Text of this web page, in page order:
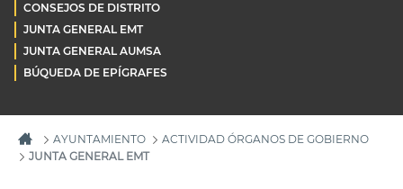
CONSEJOS DE DISTRITO
JUNTA GENERAL EMT
JUNTA GENERAL AUMSA
BÚQUEDA DE EPÍGRAFES
AYUNTAMIENTO
ACTIVIDAD ÓRGANOS DE GOBIERNO
JUNTA GENERAL EMT